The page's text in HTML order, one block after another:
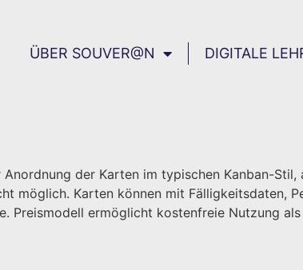
ÜBER SOUVER@N DIGITALE
der Karten im typischen Kanban-Stil,
möglich. Karten können mit Fälligkeitsdaten,
Preismodell ermöglicht kostenfreie Nutzung